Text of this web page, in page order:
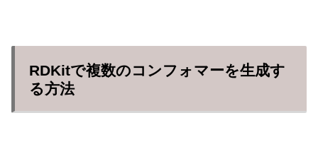
RDKitで複数のコンフォマーを生成す
る方法